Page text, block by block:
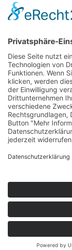
Sie befinden sich
angezeigten
Zuge des
* Alle Preise inkl.
und ggf.